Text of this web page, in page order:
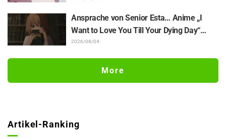
Ausstellung, auf denen Choso Yūji Itadori
auf die Pelle rückt
Ansprache von Senior Esta… Anime „I
Want to Love You Till Your Dying Day“
Enthüllung von Synopsis für Episode 5,
Episodenposter
2026/08/04
More
Artikel-Ranking